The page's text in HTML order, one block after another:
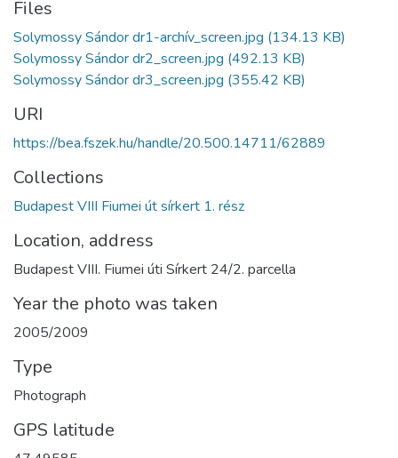
Files
Solymossy Sándor dr1-archív_screen.jpg (134.13 KB)
Solymossy Sándor dr2_screen.jpg (492.13 KB)
Solymossy Sándor dr3_screen.jpg (355.42 KB)
URI
https://bea.fszek.hu/handle/20.500.14711/62889
Collections
Budapest VIII Fiumei út sírkert 1. rész
Location, address
Budapest VIII. Fiumei úti Sírkert 24/2. parcella
Year the photo was taken
2005/2009
Type
Photograph
GPS latitude